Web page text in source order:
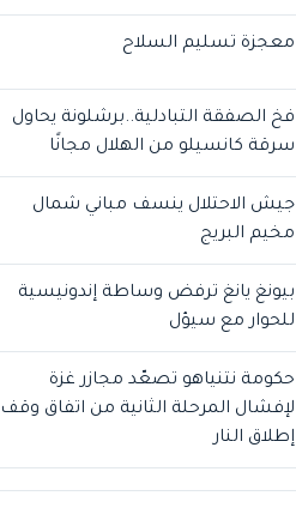
معجزة تسليم السلاح
فخ الصفقة التبادلية..برشلونة يحاول
سرقة كانسيلو من الهلال مجانًا
جيش الاحتلال ينسف مباني شمال
مخيم البريج
بيونغ يانغ ترفض وساطة إندونيسية
للحوار مع سيؤل
حكومة نتنياهو تصعّد مجازر غزة
لإفشال المرحلة الثانية من اتفاق وقف
إطلاق النار